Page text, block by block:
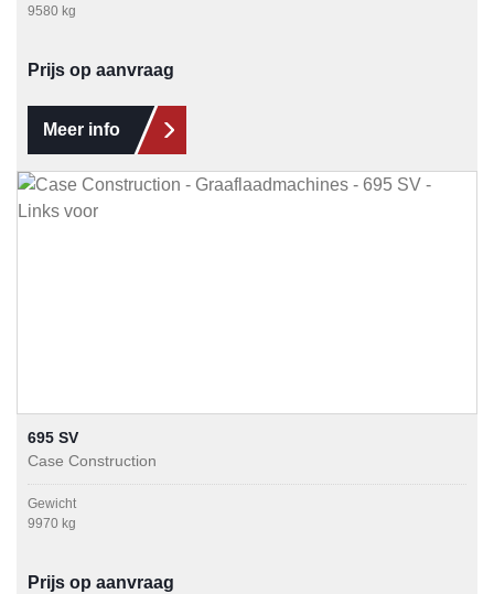
9580 kg
Prijs op aanvraag
Meer info
695 SV
Case Construction
Gewicht
9970 kg
Prijs op aanvraag